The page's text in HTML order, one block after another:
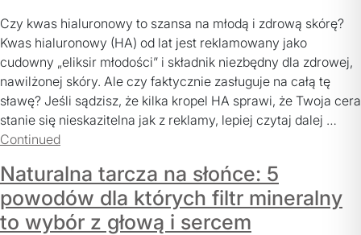
Czy kwas hialuronowy to szansa na młodą i zdrową skórę?
Kwas hialuronowy (HA) od lat jest reklamowany jako
cudowny „eliksir młodości” i składnik niezbędny dla zdrowej,
nawilżonej skóry. Ale czy faktycznie zasługuje na całą tę
sławę? Jeśli sądzisz, że kilka kropel HA sprawi, że Twoja cera
stanie się nieskazitelna jak z reklamy, lepiej czytaj dalej …
Continued
Naturalna tarcza na słońce: 5
powodów dla których filtr mineralny
to wybór z głową i sercem